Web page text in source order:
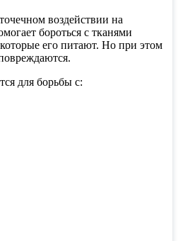
воздействии на
бороться с тканями
его питают. Но при этом
для борьбы с: